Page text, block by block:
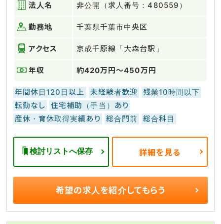
法人名 非公開（求人番号：480559）
勤務地 千葉県千葉市中央区
アクセス 京成千原線「大森台駅」
年収 約420万円～450万円
年間休日120日以上 未経験者歓迎
残業10時間以下
転勤なし
住宅補助（手当）あり
産休・育休取得実績あり
総合門前 総合科目
検討リストへ保存 詳細を見る
希望の求人を紹介してもらう